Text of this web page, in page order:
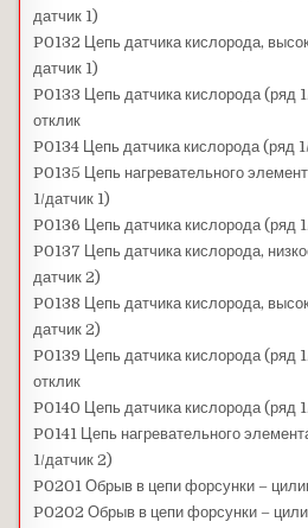
датчик 1)
P0132 Цепь датчика кислорода,
датчик 1)
P0133 Цепь датчика кислорода (ряд
отклик
P0134 Цепь датчика кислорода (ряд
P0135 Цепь нагревательного
1/датчик 1)
P0136 Цепь датчика кислорода (ряд
P0137 Цепь датчика кислорода,
датчик 2)
P0138 Цепь датчика кислорода,
датчик 2)
P0139 Цепь датчика кислорода (ряд
отклик
P0140 Цепь датчика кислорода (ряд
P0141 Цепь нагревательного
1/датчик 2)
P0201 Обрыв в цепи форсунки –
P0202 Обрыв в цепи форсунки –